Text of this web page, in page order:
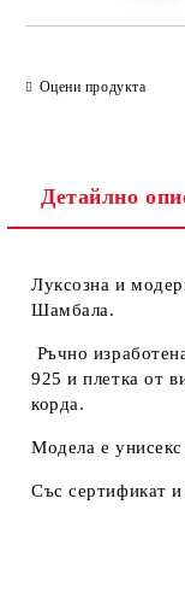
Оцени продукта
Детайлно
Луксозна и
Шамбала.
Ръчно
925 и плетка от
корда.
Модела е
Със сертификат